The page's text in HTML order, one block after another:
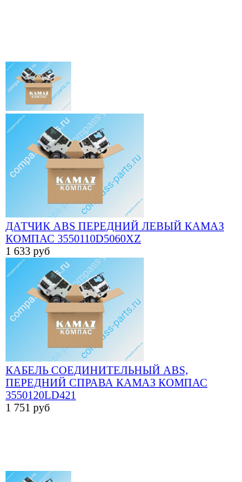
ДАТЧИК ABS ПЕРЕДНИЙ ЛЕВЫЙ КАМАЗ
КОМПАС 3550110D5060XZ
1 633 руб
КАБЕЛЬ СОЕДИНИТЕЛЬНЫЙ ABS,
ПЕРЕДНИЙ СПРАВА КАМАЗ КОМПАС
3550120LD421
1 751 руб